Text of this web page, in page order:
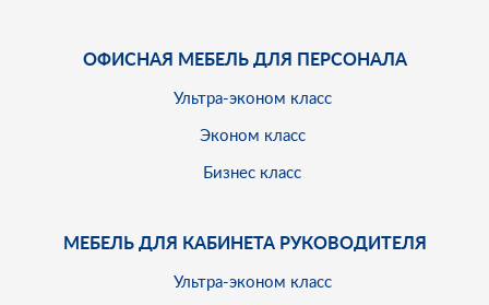
ОФИСНАЯ МЕБЕЛЬ ДЛЯ ПЕРСОНАЛА
Ультра-эконом класс
Эконом класс
Бизнес класс
МЕБЕЛЬ ДЛЯ КАБИНЕТА РУКОВОДИТЕЛЯ
Ультра-эконом класс